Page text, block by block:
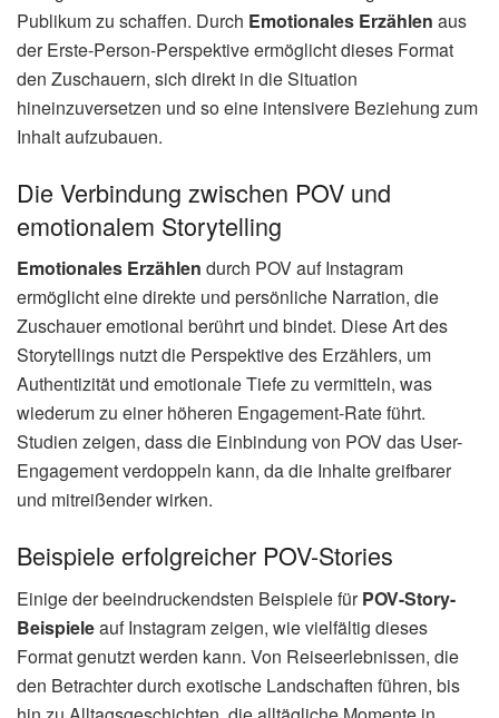
Publikum zu schaffen. Durch Emotionales Erzählen aus
der Erste-Person-Perspektive ermöglicht dieses Format
den Zuschauern, sich direkt in die Situation
hineinzuversetzen und so eine intensivere Beziehung zum
Inhalt aufzubauen.
Die Verbindung zwischen POV und
emotionalem Storytelling
Emotionales Erzählen durch POV auf Instagram
ermöglicht eine direkte und persönliche Narration, die
Zuschauer emotional berührt und bindet. Diese Art des
Storytellings nutzt die Perspektive des Erzählers, um
Authentizität und emotionale Tiefe zu vermitteln, was
wiederum zu einer höheren Engagement-Rate führt.
Studien zeigen, dass die Einbindung von POV das User-
Engagement verdoppeln kann, da die Inhalte greifbarer
und mitreißender wirken.
Beispiele erfolgreicher POV-Stories
Einige der beeindruckendsten Beispiele fürPOV-Story-
Beispieleauf Instagram zeigen, wie vielfältig dieses
Format genutzt werden kann. Von Reiseerlebnissen, die
den Betrachter durch exotische Landschaften führen, bis